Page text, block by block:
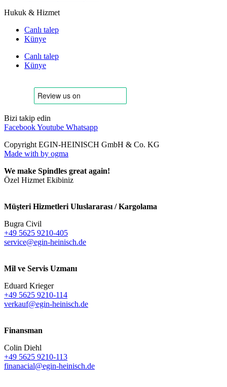
Hukuk & Hizmet
Canlı talep
Künye
Canlı talep
Künye
Bizi takip edin
FacebookYoutube Whatsapp
Copyright EGIN-HEINISCH GmbH & Co. KG
Made with by ogma
We make Spindles great again!
Özel Hizmet Ekibiniz
Müşteri Hizmetleri Uluslararası / Kargolama
Bugra Civil
+49 5625 9210-405
service@egin-heinisch.de
Mil ve Servis Uzmanı
Eduard Krieger
+49 5625 9210-114
verkauf@egin-heinisch.de
Finansman
Colin Diehl
+49 5625 9210-113
finanacial@egin-heinisch.de